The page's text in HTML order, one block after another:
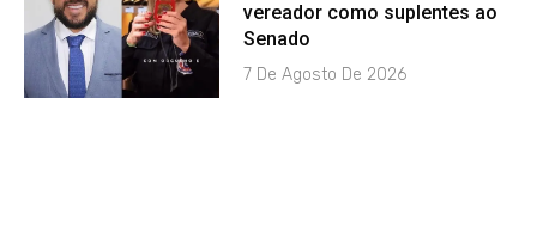
vereador como suplentes ao
Senado
7 De Agosto De 2026